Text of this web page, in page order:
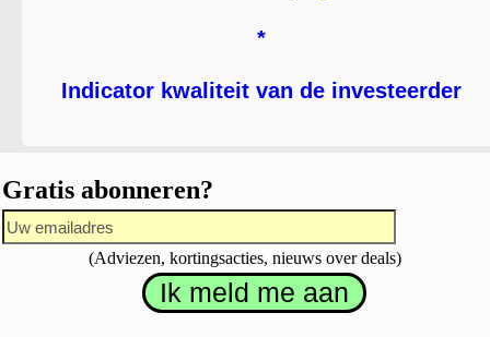
*
Indicator kwaliteit van de investeerder
Gratis abonneren?
(Adviezen, kortingsacties, nieuws over deals)